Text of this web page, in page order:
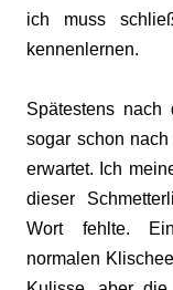
ich muss
kennenlernen.
Spätestens nach
sogar schon
erwartet. Ich
dieser
Wort fehlte.
normalen